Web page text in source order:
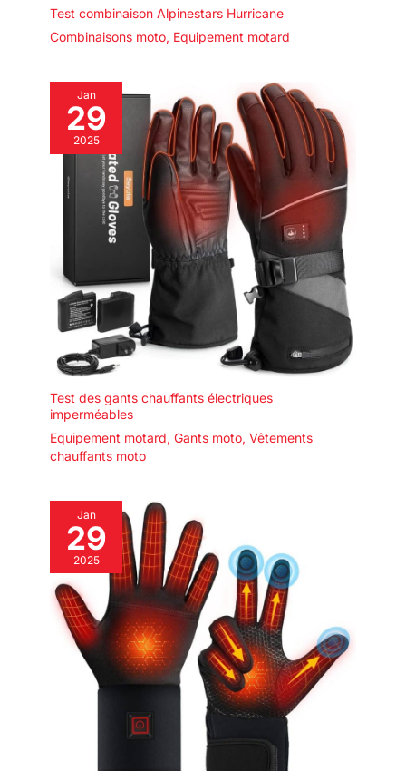
Test combinaison Alpinestars Hurricane
Combinaisons moto, Equipement motard
Jan
29
2025
Test des gants chauffants électriques
imperméables
Equipement motard, Gants moto, Vêtements
chauffants moto
Jan
29
2025